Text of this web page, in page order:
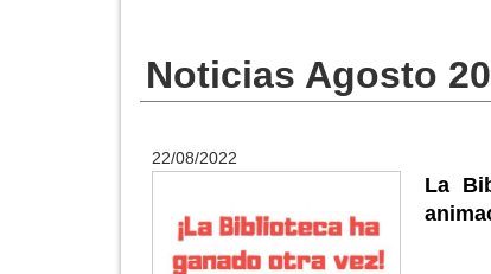
Noticias Agosto
22/08/2022
La